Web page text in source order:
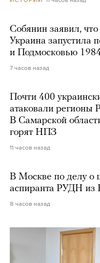
Собянин заявил, что
Украина запустила
и Подмосковью
7 часов назад
Почти 400
атаковали регионы
В Самарской
горят НПЗ
11 часов назад
В Москве по делу о
аспиранта РУДН из
8 часов назад